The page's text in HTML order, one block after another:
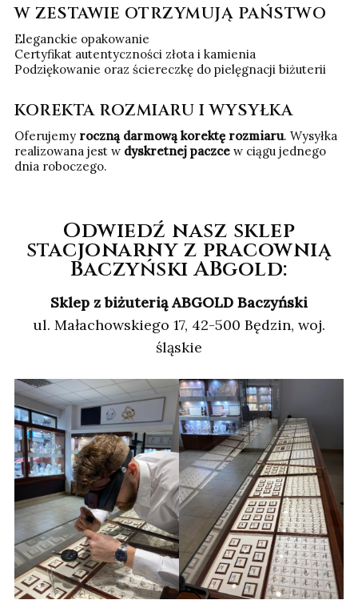
W ZESTAWIE OTRZYMUJĄ PAŃSTWO
Eleganckie opakowanie
Certyfikat autentyczności złota i kamienia
Podziękowanie oraz ściereczkę do pielęgnacji biżuterii
KOREKTA ROZMIARU I WYSYŁKA
Oferujemy roczną darmową korektę rozmiaru. Wysyłka
realizowana jest w dyskretnej paczce w ciągu jednego
dnia roboczego.
Odwiedź nasz sklep
stacjonarny z pracownią
Baczyński ABgold:
Sklep z biżuterią ABGOLD Baczyński
ul. Małachowskiego 17, 42-500 Będzin, woj.
śląskie